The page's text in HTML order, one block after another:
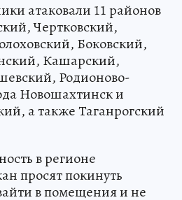
атаковали 11 районов
Чертковский,
Боковский,
Кашарский,
Родионово-
Новошахтинск и
а также Таганрогский
в регионе
просят покинуть
в помещения и не